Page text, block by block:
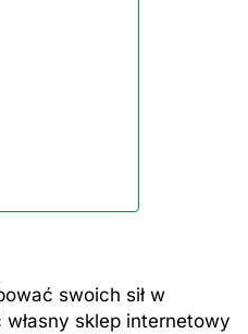
swoich sił w
sklep internetowy
zarobki na tym stanowisku